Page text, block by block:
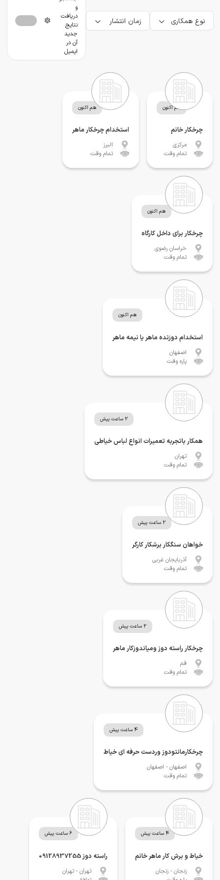
نوع همکاری زمان انتشار
و
دریافت
نتایج
جدید
آن در
ایمیل
هم اکنون
چرخکار خانم
مرکزی
تمام وقت
هم اکنون
استخدام چرخکار ماهر
البرز
تمام وقت
هم اکنون
چرخکار برای داخل کارگاه
خراسان رضوی
تمام وقت
هم اکنون
استخدام دوزنده ماهر یا نیمه ماهر
اصفهان
پاره وقت
2 ساعت پیش
همکار باتجربه تعمیرات انواع لباس خیاطی
تهران
تمام وقت
2 ساعت پیش
خواهان سنگکار برشکار کارگر
آذربایجان غربی
تمام وقت
2 ساعت پیش
چرخکار راسته دوز ومیاندوزکار ماهر
قم
تمام وقت
4 ساعت پیش
چرخکارمانتودوز وردست حرفه ای خیاط
اصفهان - اصفهان
تمام وقت
4 ساعت پیش
خیاط و برش کار ماهر خانم
زنجان - زنجان
6 ساعت پیش
راسته دوز 09128937255
تهران - تهران